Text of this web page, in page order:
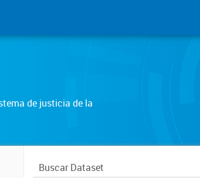
de justicia de la